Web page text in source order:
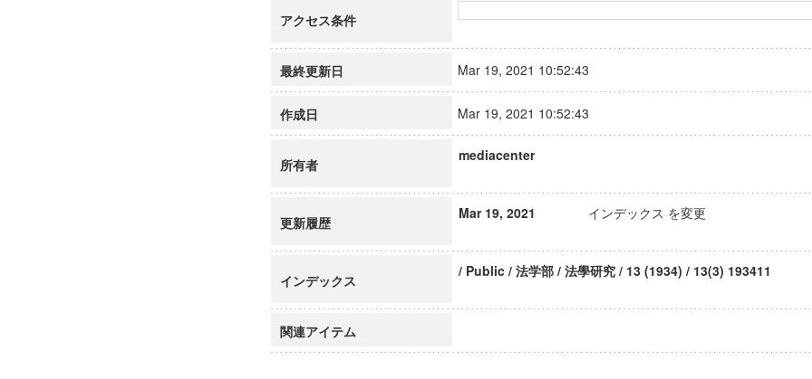
アクセス条件
最終更新日 Mar 19, 2021 10:52:43
作成日 Mar 19, 2021 10:52:43
所有者
mediacenter
更新履歴
Mar 19, 2021 インデックス を変更
インデックス
/ Public / 法学部 / 法學研究 / 13 (1934) / 13(3) 193411
関連アイテム